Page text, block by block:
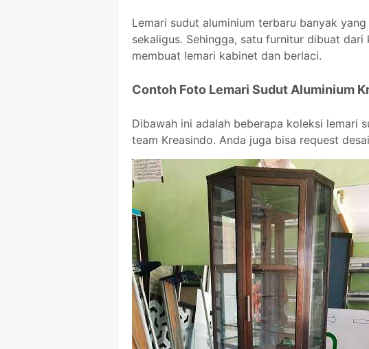
Lemari sudut aluminium terbaru banyak
sekaligus. Sehingga, satu furnitur dibuat
membuat lemari kabinet dan berlaci.
Contoh Foto Lemari Sudut Aluminium
Dibawah ini adalah beberapa koleksi lemari
team Kreasindo. Anda juga bisa request